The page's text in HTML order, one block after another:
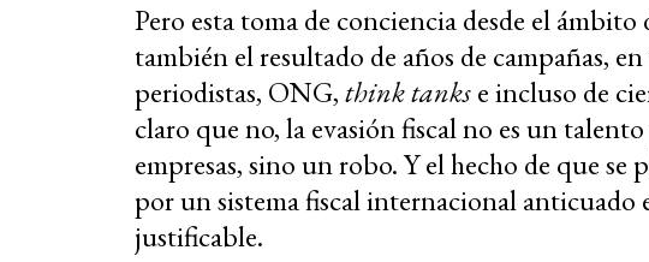
Pero esta toma de conciencia desde el
también el resultado de años de campañas,
periodistas, ONG,think tankse incluso de
claro que no, la evasión fiscal no es un
empresas, sino un robo. Y el hecho de que se
por un sistema fiscal internacional anticuado
justificable.